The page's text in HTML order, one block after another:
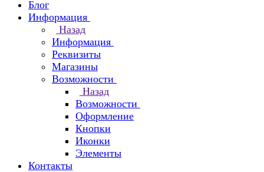
Блог
Информация
Назад
Информация
Реквизиты
Магазины
Возможности
Назад
Возможности
Оформление
Кнопки
Иконки
Элементы
Контакты